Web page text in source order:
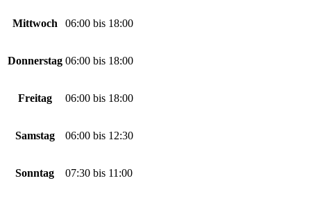
Mittwoch 06:00 bis 18:00
Donnerstag 06:00 bis 18:00
Freitag 06:00 bis 18:00
Samstag 06:00 bis 12:30
Sonntag 07:30 bis 11:00